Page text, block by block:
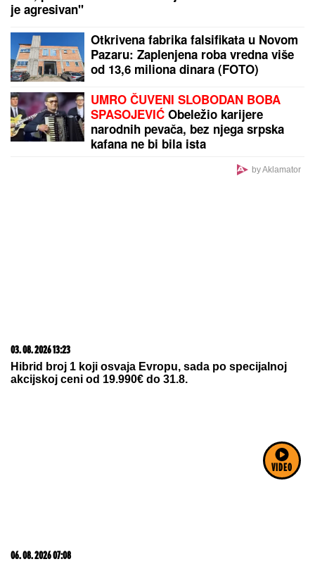
VIDEO
je agresivan"
Otkrivena fabrika falsifikata u Novom
Pazaru: Zaplenjena roba vredna više
od 13,6 miliona dinara (FOTO)
UMRO ČUVENI SLOBODAN BOBA
SPASOJEVIĆ Obeležio karijere
narodnih pevača, bez njega srpska
kafana ne bi bila ista
by Aklamator
03. 08. 2026 13:23
Hibrid broj 1 koji osvaja Evropu, sada po specijalnoj
akcijskoj ceni od 19.990€ do 31.8.
06. 08. 2026 07:08